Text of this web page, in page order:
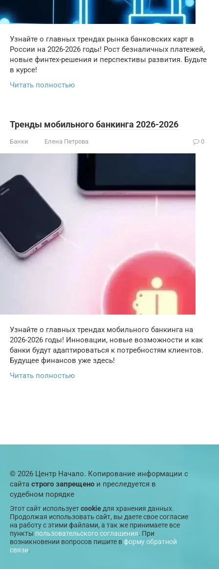
Узнайте о главных трендах рынка банковских карт в
России на 2026-2026 годы! Рост безналичных платежей,
новые финтех-решения и перспективы развития. Будьте
в курсе!
Читать полностью
Тренды мобильного банкинга 2026-2026
Банки Елена Петрова 0
Узнайте о главных трендах мобильного банкинга на
2026-2026 годы! Инновации, новые возможности и как
банки будут адаптироваться к потребностям клиентов.
Будущее финансов уже здесь!
Читать полностью
© 2026 Центр Начало. Копирование информации с
сайта строго запрещено и преследуется в
судебном порядке
Этот сайт используетcookie для хранения данных.
Продолжая использовать сайт, вы даете свое согласие
на работу с этими файлами, а так же принимаете все
пункты пользовательского соглашения. При
возникновении вопросов пишите вформу обратной
связи.